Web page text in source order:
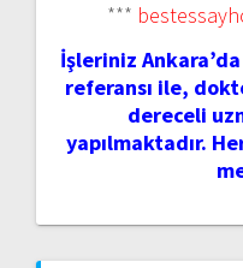
***
İşleriniz Ankara’da
referansı ile,
dereceli
yapılmaktadır.